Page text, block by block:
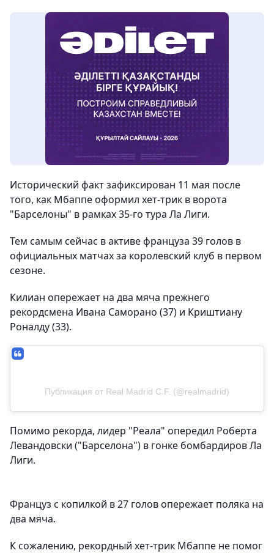
Исторический факт зафиксирован 11 мая после
того, как Мбаппе оформил хет-трик в ворота
"Барселоны" в рамках 35-го тура Ла Лиги.
Тем самым сейчас в активе француза 39 голов в
официальных матчах за королевский клуб в первом
сезоне.
Килиан опережает на два мяча прежнего
рекордсмена Ивана Саморано (37) и Криштиану
Роналду (33).
Публикация от Real Madrid C.F. (@realmadrid)
Помимо рекорда, лидер "Реала" опередил Роберта
Левандовски ("Барселона") в гонке бомбардиров Ла
Лиги.
Француз с копилкой в 27 голов опережает поляка на
два мяча.
К сожалению, рекордный хет-трик Мбаппе не помог